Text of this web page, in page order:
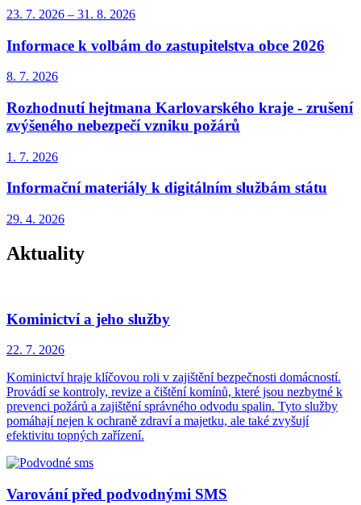
23. 7. 2026 – 31. 8. 2026
Informace k volbám do zastupitelstva obce 2026
8. 7. 2026
Rozhodnutí hejtmana Karlovarského kraje - zrušení
zvýšeného nebezpečí vzniku požárů
1. 7. 2026
Informační materiály k digitálním službám státu
29. 4. 2026
Aktuality
Kominictví a jeho služby
22. 7. 2026
Kominictví hraje klíčovou roli v zajištění bezpečnosti domácností.
Provádí se kontroly, revize a čištění komínů, které jsou nezbytné k
prevenci požárů a zajištění správného odvodu spalin. Tyto služby
pomáhají nejen k ochraně zdraví a majetku, ale také zvyšují
efektivitu topných zařízení.
Varování před podvodnými SMS